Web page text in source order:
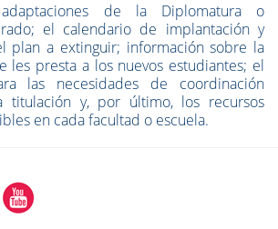
de la Diplomatura o
el calendario de implantación y
plan a extinguir; información sobre la
les presta a los nuevos estudiantes; el
las necesidades de coordinación
titulación y, por último, los recursos
en cada facultad o escuela.